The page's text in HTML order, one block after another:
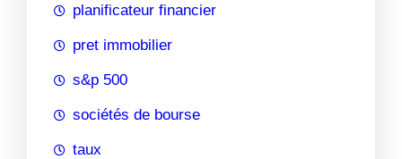
planificateur financier
pret immobilier
s&p 500
sociétés de bourse
taux